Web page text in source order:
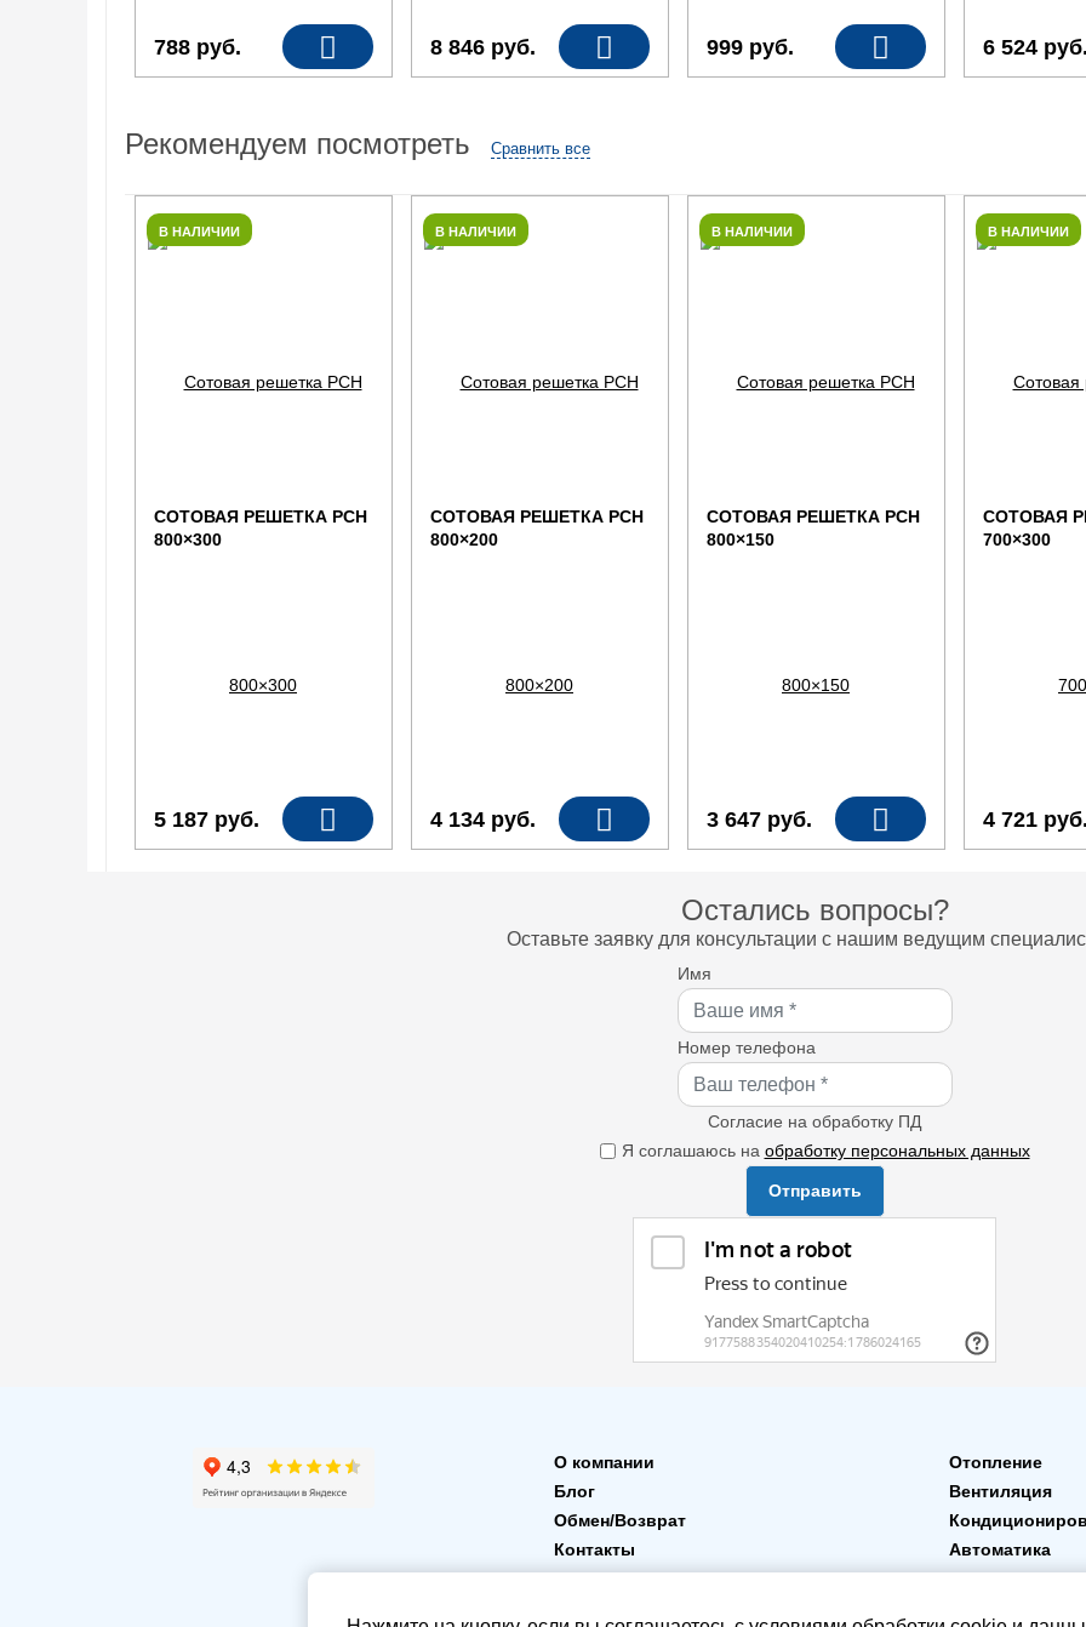
788 руб. 8 846 руб. 999 руб. 6 524 руб.
Рекомендуем посмотреть Сравнить все
В НАЛИЧИИ
СОТОВАЯ РЕШЕТКА РСН
800×300
5 187 руб.
В НАЛИЧИИ
СОТОВАЯ РЕШЕТКА РСН
800×200
4 134 руб.
В НАЛИЧИИ
СОТОВАЯ РЕШЕТКА РСН
800×150
3 647 руб.
В НАЛИЧИИ
СОТОВАЯ
700×300
4 721 руб.
Остались вопросы?
Оставьте заявку для консультации с нашим ведущим
Имя
Номер телефона
Согласие на обработку ПД
Я соглашаюсь на обработку персональных данных
Отправить
О компании
Блог
Обмен/Возврат
Контакты
Доставка и оплата
Отопление
Вентиляция
Автоматика